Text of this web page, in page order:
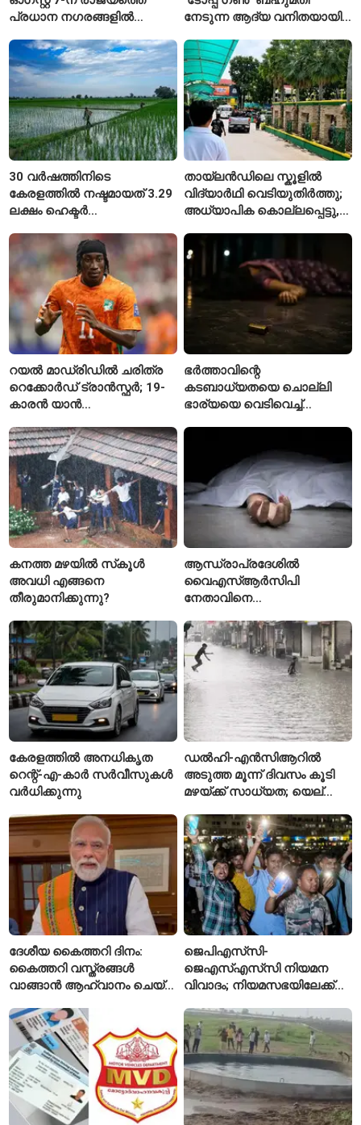
പ്രധാന നഗരങ്ങളിൽ
നേടുന്ന ആദ്യ വനിതയായി
30 വർഷത്തിനിടെ
കേരളത്തിൽ നഷ്ടമായത് 3.29
ലക്ഷം ഹെക്ടർ
തായ്‌ലൻഡിലെ സ്കൂളിൽ
വിദ്യാർഥി വെടിയുതിർത്തു;
അധ്യാപിക കൊല്ലപ്പെട്ടു,
റയൽ മാഡ്രിഡിൽ ചരിത്ര
റെക്കോർഡ് ട്രാൻസ്ഫർ; 19-
കാരൻ യാൻ
സ്വന്തമാക്കി സ്പാനിഷ്
വമ്പന്മാർ
ഭർത്താവിന്റെ
കടബാധ്യതയെ ചൊല്ലി
ഭാര്യയെ വെടിവെച്ച്
കൊലപാതകം
കനത്ത മഴയിൽ സ്‌കൂൾ
അവധി എങ്ങനെ
തീരുമാനിക്കുന്നു?
ആന്ധ്രാപ്രദേശിൽ
വൈഎസ്ആർസിപി
നേതാവിനെ
അന്വേഷണം ആരംഭിച്ച്
പൊലീസ്
കേരളത്തിൽ അനധികൃത
റെന്റ്-എ-കാർ സർവീസുകൾ
വർധിക്കുന്നു
ഡൽഹി-എൻസിആറിൽ
അടുത്ത മൂന്ന് ദിവസം കൂടി
മഴയ്ക്ക് സാധ്യത; യെല്ലോ
ഐഎംഡി
ദേശീയ കൈത്തറി ദിനം:
കൈത്തറി വസ്ത്രങ്ങൾ
വാങ്ങാൻ ആഹ്വാനം ചെയ്ത്
ജെപിഎസ്‌സി-
ജെഎസ്എസ്‌സി നിയമന
വിവാദം; നിയമസഭയിലേക്ക്